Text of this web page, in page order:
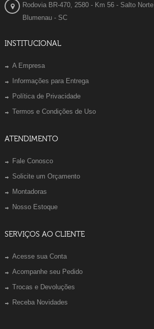
Rodovia BR-470, 2580 - Km 56 - Salto Norte
Blumenau - SC
INSTITUCIONAL
A Empresa
Informações para Entrega
Política de Privacidade
Termos e Condições de Uso
ATENDIMENTO
Fale Conosco
Solicite um Orçamento
Montadoras
Nosso Estoque
SERVIÇOS AO CLIENTE
Acesse sua Conta
Acompanhe seu Pedido
Trocas e Devoluções
Receba Novidades